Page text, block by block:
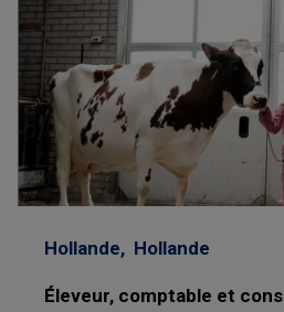
Hollande, Hollande
Éleveur, comptable et